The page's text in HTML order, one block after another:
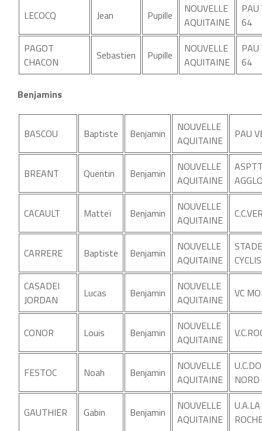
LECOCQ Jean Pupille
NOUVELLE
AQUITAINE
PAU
64
PAGOT
CHACON
Sebastien Pupille
NOUVELLE
AQUITAINE
PAU
64
Benjamins
BASCOU Baptiste Benjamin
NOUVELLE
AQUITAINE
PAU
BREANT Quentin Benjamin
NOUVELLE
AQUITAINE
CACAULT Matteï Benjamin
NOUVELLE
AQUITAINE
CARRERE Baptiste Benjamin
NOUVELLE
AQUITAINE
CASADEI
JORDAN
Lucas Benjamin
NOUVELLE
AQUITAINE
VC
CONOR Louis Benjamin
NOUVELLE
AQUITAINE
FESTOC Noah Benjamin
NOUVELLE
AQUITAINE
GAUTHIER Gabin Benjamin
NOUVELLE
AQUITAINE
U.A.LA